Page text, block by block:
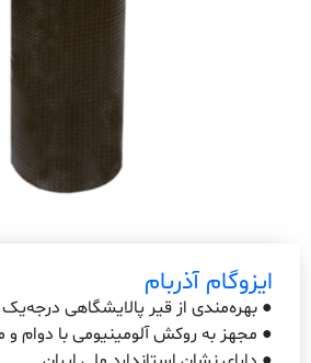
ایزوگام آذربام
● بهره‌مندی از قیر پالایشگاهی درجه‌یک
● مجهز به روکش آلومینیومی با دوام و